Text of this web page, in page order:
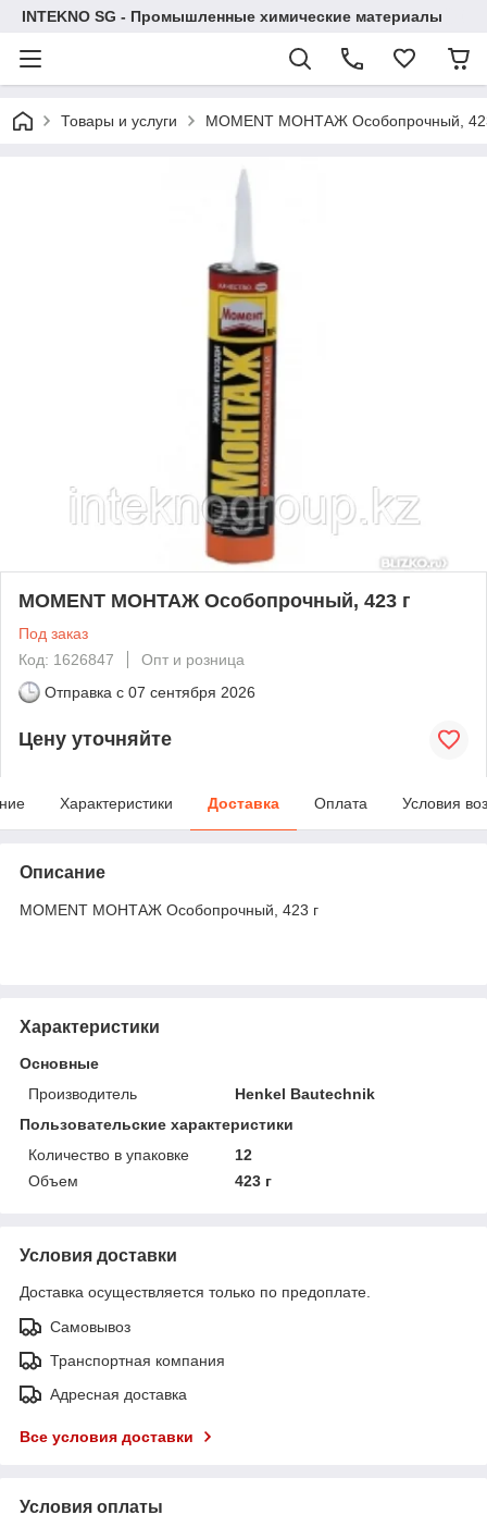
INTEKNO SG - Промышленные химические материалы
Товары и услуги MOMENT МОНТАЖ Особопрочный,
MOMENT МОНТАЖ Особопрочный, 423 г
Под заказ
Код: 1626847
Опт и розница
Отправка с 07 сентября 2026
Цену уточняйте
Характеристики Доставка Оплата Условия
Описание
MOMENT МОНТАЖ Особопрочный, 423 г
Характеристики
Основные
Производитель
Henkel Bautechnik
Пользовательские характеристики
Количество в упаковке
12
Объем
423 г
Условия доставки
Доставка осуществляется только по предоплате.
Самовывоз
Транспортная компания
Адресная доставка
Все условия доставки
Условия оплаты